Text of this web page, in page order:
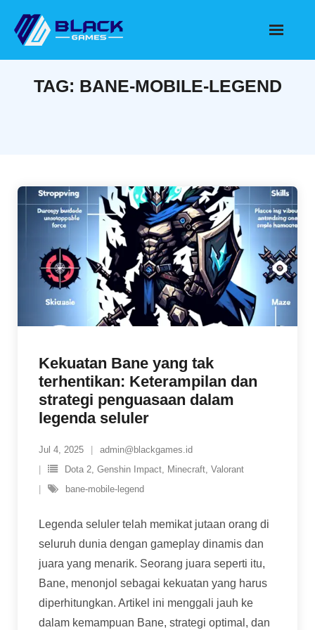
content
TAG: BANE-MOBILE-LEGEND
Kekuatan Bane yang tak
terhentikan: Keterampilan dan
strategi penguasaan dalam
legenda seluler
Jul 4, 2025
admin@blackgames.id
Dota 2, Genshin Impact, Minecraft, Valorant
bane-mobile-legend
Legenda seluler telah memikat jutaan orang di
seluruh dunia dengan gameplay dinamis dan
juara yang menarik. Seorang juara seperti itu,
Bane, menonjol sebagai kekuatan yang harus
diperhitungkan. Artikel ini menggali jauh ke
dalam kemampuan Bane, strategi optimal, dan